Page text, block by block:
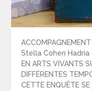
Stella Cohen Hadria
EN ARTS VIVANTS
DIFFÉRENTES
CETTE ENQUÊTE